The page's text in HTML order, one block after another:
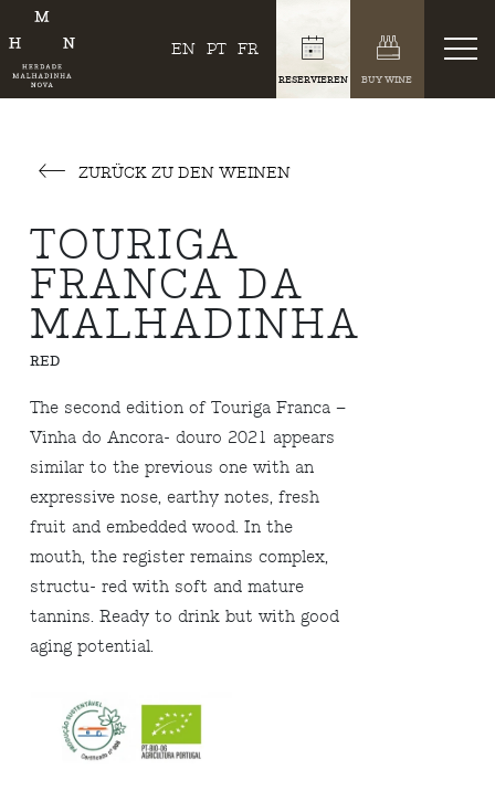
EN PT FR
RESERVIEREN BUY WINE
ZURÜCK ZU DEN WEINEN
TOURIGA
FRANCA DA
MALHADINHA
RED
The second edition of Touriga Franca –
Vinha do Ancora- douro 2021 appears
similar to the previous one with an
expressive nose, earthy notes, fresh
fruit and embedded wood. In the
mouth, the register remains complex,
structu- red with soft and mature
tannins. Ready to drink but with good
aging potential.